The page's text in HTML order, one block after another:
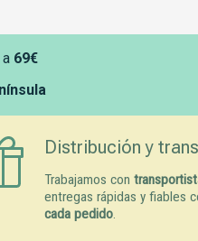
69€
Distribución y
Trabajamos con
entregas rápidas y fiables
cada pedido